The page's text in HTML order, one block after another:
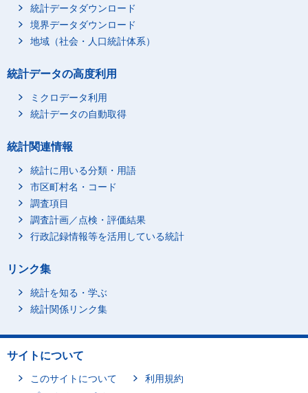
統計データダウンロード
境界データダウンロード
地域（社会・人口統計体系）
統計データの高度利用
ミクロデータ利用
統計データの自動取得
統計関連情報
統計に用いる分類・用語
市区町村名・コード
調査項目
調査計画／点検・評価結果
行政記録情報等を活用している統計
リンク集
統計を知る・学ぶ
統計関係リンク集
サイトについて
このサイトについて
利用規約